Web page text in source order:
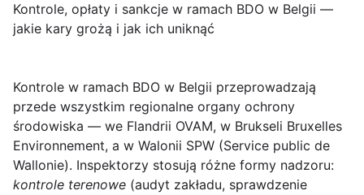
Kontrole, opłaty i sankcje w ramach BDO w Belgii —
jakie kary grożą i jak ich uniknąć
Kontrole w ramach BDO w Belgii przeprowadzają
przede wszystkim regionalne organy ochrony
środowiska — we Flandrii OVAM, w Brukseli Bruxelles
Environnement, a w Walonii SPW (Service public de
Wallonie). Inspektorzy stosują różne formy nadzoru:
kontrole terenowe (audyt zakładu, sprawdzenie